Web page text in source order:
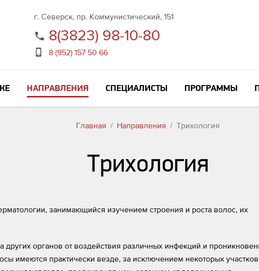
г. Северск, пр. Коммунистический, 151
8(3823) 98-10-80
8 (952) 157 50 66
НАПРАВЛЕНИЯ СПЕЦИАЛИСТЫ ПРОГРАММЫ
Главная Направления Трихология
Трихология
занимающийся изучением строения и роста волос, их
органов от воздействия различных инфекций и
имеются практически везде, за исключением некоторых участков